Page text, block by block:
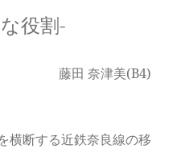
役割-
藤田 奈津美(B4)
横断する近鉄奈良線の移